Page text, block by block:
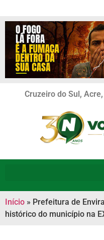
Cruzeiro do Sul,
Início » Prefeitura de
histórico do município na